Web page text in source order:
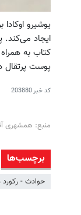
یوشیرو
ایجاد
پوست پرتقال
کد خبر203880
منبع: همشهری
برچسب‌ها
حوادث - رکورد